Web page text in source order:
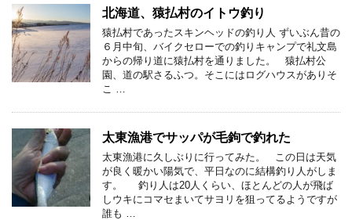
北海道、猿払村のイトウ釣り
猿払村であったスキンヘッドの釣り人 ずいぶん昔の
６月中旬、バイクセローでの釣りキャンプで礼文島
からの帰り道に猿払村を通りました。 猿払村公
園、道の駅さるふつ。そこにはログハウスがありそ
こ …
太東漁港でサッパが毛鉤で釣れた
太東漁港に久しぶりに行ってみた。 この日は天気
が良く暖かい陽気で、平日なのに結構釣り人がしま
す。 釣り人は20人くらい、ほとんどの人が飛ば
しウキにコマセまいてサヨリを狙ってるようですが
誰も …